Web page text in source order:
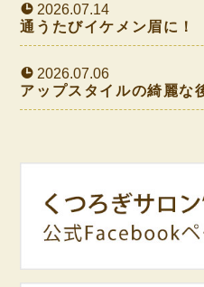
2026.07.14
通うたびイケメン眉に！
2026.07.06
アップスタイルの綺麗な